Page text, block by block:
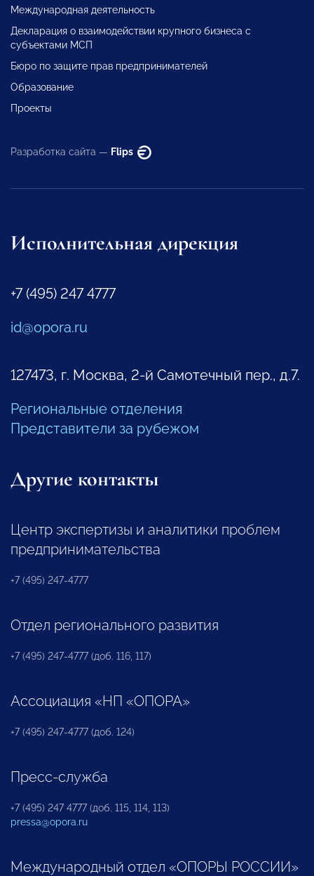
Международная деятельность
Декларация о взаимодействии крупного бизнеса с
субъектами МСП
Бюро по защите прав предпринимателей
Образование
Проекты
Разработка сайта — Flips
Исполнительная дирекция
+7 (495) 247 4777
id@opora.ru
127473, г. Москва, 2-й Самотечный пер., д.7.
Региональные отделения
Представители за рубежом
Другие контакты
Центр экспертизы и аналитики проблем
предпринимательства
+7 (495) 247-4777
Отдел регионального развития
+7 (495) 247-4777 (доб. 116, 117)
Ассоциация «НП «ОПОРА»
+7 (495) 247-4777 (доб. 124)
Пресс-служба
+7 (495) 247 4777 (доб. 115, 114, 113)
pressa@opora.ru
Международный отдел «ОПОРЫ РОССИИ»